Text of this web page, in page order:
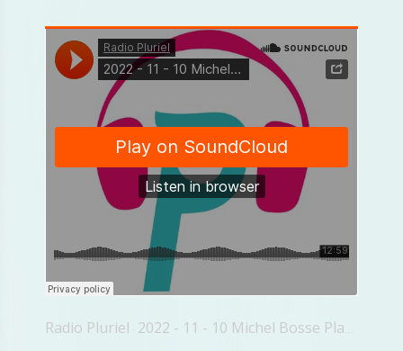
Radio Pluriel · 2022 - 11 - 10 Michel Bosse Platière